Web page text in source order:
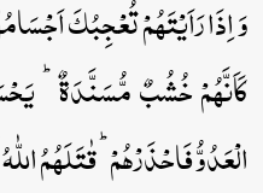
وَ اِذَا رَاَیۡتَہُمۡ تُعۡجِبُکَ
کَاَنَّہُمۡ خُشُبٌ مُّسَنَّدَۃٌ
الۡعَدُوُّ فَاحۡذَرۡہُمۡ ؕ قٰتَلَہُمُ اللّٰہُ